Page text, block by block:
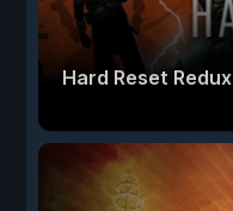
Hard Reset Redux